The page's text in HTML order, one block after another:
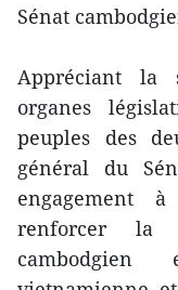
Sénat
Appréciant la
organes
peuples des
général du
engagement
renforcer la
cambodgien